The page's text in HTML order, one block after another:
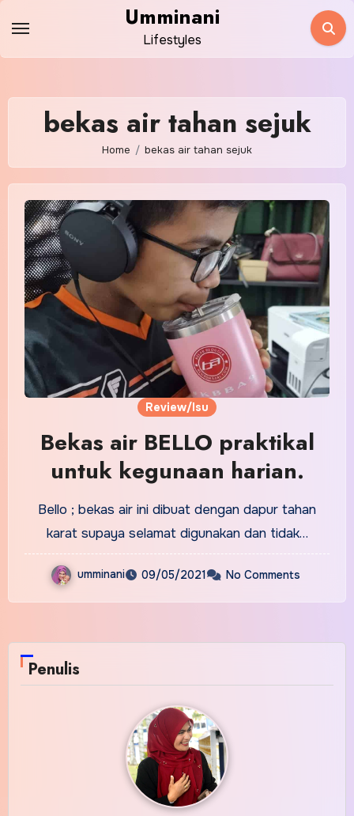
content
Umminani
Lifestyles
bekas air tahan sejuk
Home bekas air tahan sejuk
Review/Isu
Bekas air BELLO praktikal
untuk kegunaan harian.
Bello ; bekas air ini dibuat dengan dapur tahan
karat supaya selamat digunakan dan tidak…
umminani 09/05/2021 No Comments
Penulis